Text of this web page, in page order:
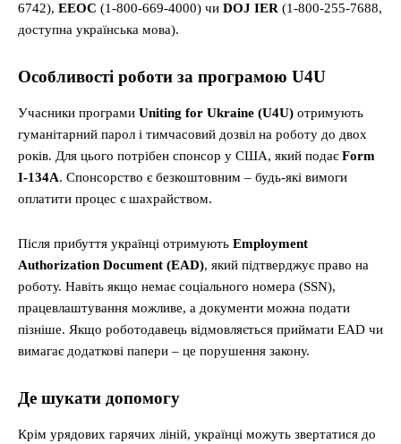
6742), EEOC (1-800-669-4000) чи DOJ IER (1-800-255-7688,
доступна українська мова).
Особливості роботи за програмою U4U
Учасники програми Uniting for Ukraine (U4U) отримують
гуманітарний парол і тимчасовий дозвіл на роботу до двох
років. Для цього потрібен спонсор у США, який подаєForm
I-134A. Спонсорство є безкоштовним – будь-які вимоги
оплатити процес є шахрайством.
Після прибуття українці отримують Employment
Authorization Document (EAD), який підтверджує право на
роботу. Навіть якщо немає соціального номера (SSN),
працевлаштування можливе, а документи можна подати
пізніше. Якщо роботодавець відмовляється приймати EAD чи
вимагає додаткові папери – це порушення закону.
Де шукати допомогу
Крім урядових гарячих ліній, українці можуть звертатися до